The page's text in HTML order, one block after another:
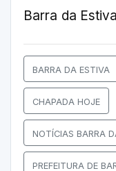
Barra da
BARRA DA ESTIVA
CHAPADA HOJE
NOTÍCIAS BARRA
PREFEITURA DE